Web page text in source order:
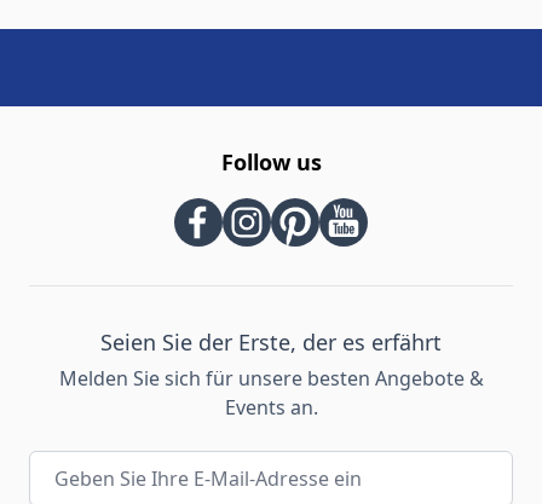
Follow us
Seien Sie der Erste, der es erfährt
Melden Sie sich für unsere besten Angebote &
Events an.
E-Mail-Adresse